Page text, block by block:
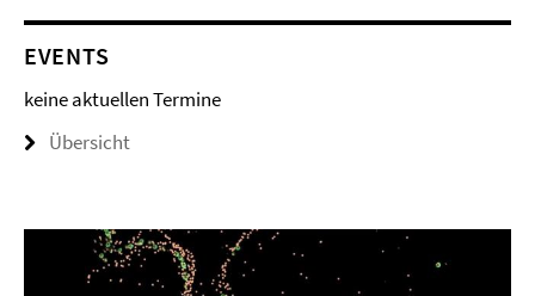
EVENTS
keine aktuellen Termine
Übersicht